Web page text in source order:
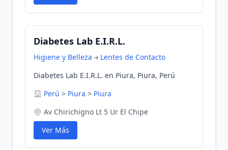
Diabetes Lab E.I.R.L.
Higiene y Belleza
Lentes de Contacto
Diabetes Lab E.I.R.L. en Piura, Piura, Perú
Perú > Piura > Piura
Av Chirichigno Lt 5 Ur El Chipe
Ver Más